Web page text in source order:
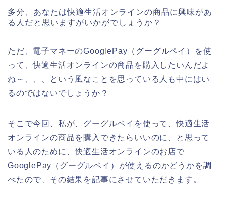
多分、あなたは快適生活オンラインの商品に興味があ
る人だと思いますがいかがでしょうか？
ただ、電子マネーのGooglePay（グーグルペイ）を使
って、快適生活オンラインの商品を購入したいんだよ
ね～、、、という風なことを思っている人も中にはい
るのではないでしょうか？
そこで今回、私が、グーグルペイを使って、快適生活
オンラインの商品を購入できたらいいのに、と思って
いる人のために、快適生活オンラインのお店で
GooglePay（グーグルペイ）が使えるのかどうかを調
べたので、その結果を記事にさせていただきます。